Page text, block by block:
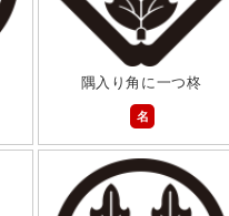
隅入り角に一つ柊
名